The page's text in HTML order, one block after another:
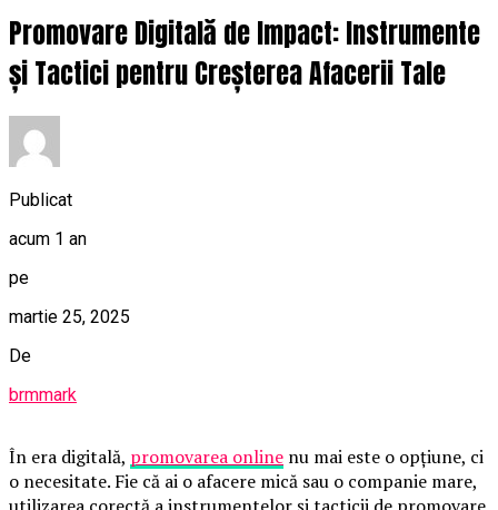
Promovare Digitală de Impact: Instrumente
și Tactici pentru Creșterea Afacerii Tale
Publicat
acum 1 an
pe
martie 25, 2025
De
brmmark
În era digitală, promovarea online nu mai este o opțiune, ci
o necesitate. Fie că ai o afacere mică sau o companie mare,